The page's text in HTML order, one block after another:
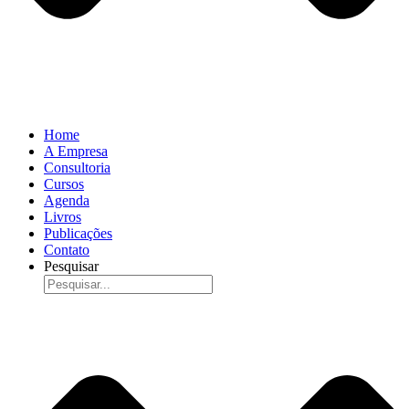
Home
A Empresa
Consultoria
Cursos
Agenda
Livros
Publicações
Contato
Pesquisar